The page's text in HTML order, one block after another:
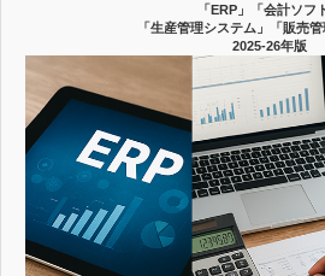
「ERP」「会計ソフ
「生産管理システム」「販売管
2025-26年版